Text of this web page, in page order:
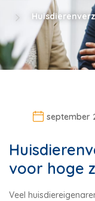
september
voor hoge
Veel